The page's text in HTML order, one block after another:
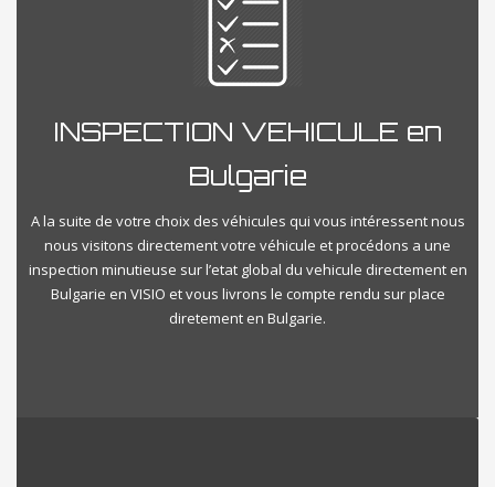
INSPECTION VEHICULE en
Bulgarie
A la suite de votre choix des véhicules qui vous intéressent nous
nous visitons directement votre véhicule et procédons a une
inspection minutieuse sur l’etat global du vehicule directement en
Bulgarie en VISIO et vous livrons le compte rendu sur place
diretement en Bulgarie.